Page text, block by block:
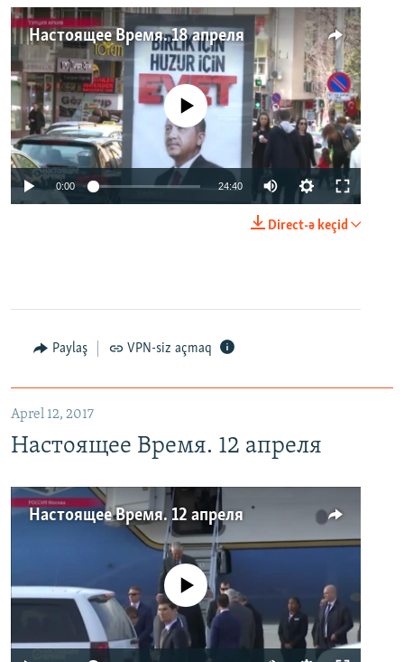
Настоящее Время. 18 апреля
No media source currently available
0:00 24:40
Direct-ə keçid
Paylaş VPN-siz açmaq
Aprel 12, 2017
Настоящее Время. 12 апреля
Настоящее Время. 12 апреля
No media source currently available